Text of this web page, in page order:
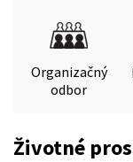
Organizačný
odbor
Životné